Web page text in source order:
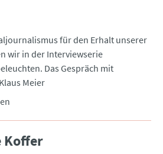
für den Erhalt unserer
wir in der Interviewserie
Das Gespräch mit
Meier
Koffer